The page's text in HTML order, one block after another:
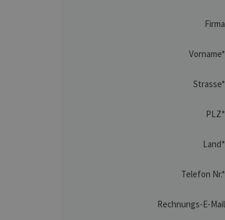
Firma
Vorname*
Strasse*
PLZ*
Land*
Telefon Nr.*
Rechnungs-E-Mail